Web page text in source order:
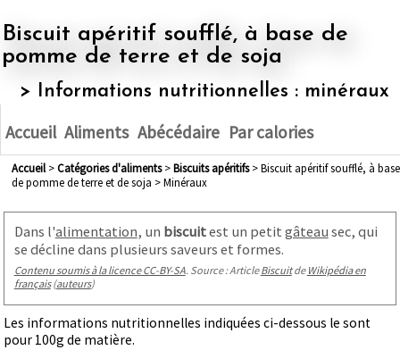
Biscuit apéritif soufflé, à base de
pomme de terre et de soja
> Informations nutritionnelles : minéraux
Accueil Aliments Abécédaire Par calories
Accueil> Catégories d'aliments> biscuits apéritifs> Biscuit apéritif soufflé, à base
de pomme de terre et de soja > Minéraux
Dans l'alimentation, un biscuitest un petit gâteau sec, qui
se décline dans plusieurs saveurs et formes.
Contenu soumis à la licence CC-BY-SA. Source : ArticleBiscuitde Wikipédia en
français(auteurs)
Les informations nutritionnelles indiquées ci-dessous le sont
pour 100g de matière.